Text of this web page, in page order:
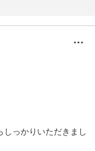
ます。これからも非
進してまいります。
っかりいただきまし